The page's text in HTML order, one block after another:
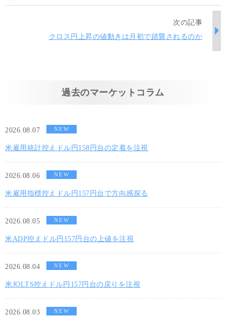
次の記事
クロス円上昇の値動きは月初で踏襲されるのか
過去のマーケットコラム
2026.08.07 NEW
米雇用統計控えドル円158円台の定着を注視
2026.08.06 NEW
米雇用指標控えドル円157円台で方向感探る
2026.08.05 NEW
米ADP控えドル円157円台の上値を注視
2026.08.04 NEW
米JOLTS控えドル円157円台の戻りを注視
2026.08.03 NEW